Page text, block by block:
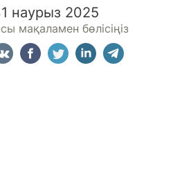
наурыз 2025
мақаламен бөлісіңіз